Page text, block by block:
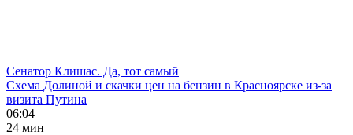
Сенатор Клишас. Да, тот самый
Схема Долиной и скачки цен на бензин в Красноярске из-за
визита Путина
06:04
24 мин